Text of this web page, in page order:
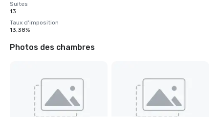
Suites
13
Taux d'imposition
13,38%
Photos des chambres